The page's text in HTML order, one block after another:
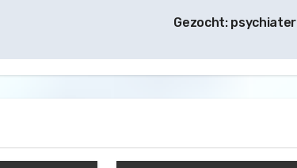
Gezocht: psychiater